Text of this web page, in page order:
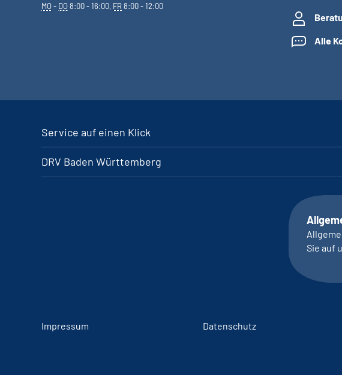
MO- DO8:00 - 16:00, FR8:00 - 12:00
Alle
Service auf einen Klick
DRV Baden Württemberg
Sie auf
Impressum Datenschutz